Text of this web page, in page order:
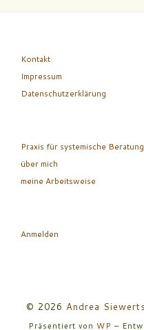
Kontakt
Impressum
Datenschutzerklärung
Praxis für systemische Beratung
über mich
meine Arbeitsweise
Anmelden
© 2026 Andrea
Präsentiert von WP –